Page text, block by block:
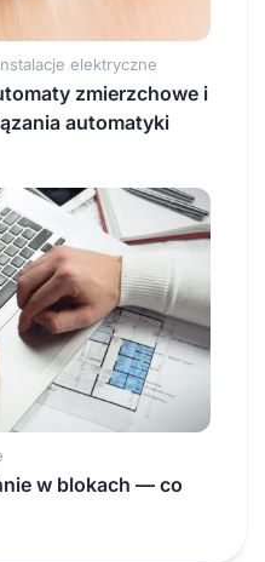
elektryczne
zmierzchowe i
automatyki
w blokach — co